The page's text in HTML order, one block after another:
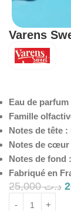
Varens
Eau de
Famille
Notes de tête
Notes de cœur
Notes de fond
Fabriqué en
د.ت25,000